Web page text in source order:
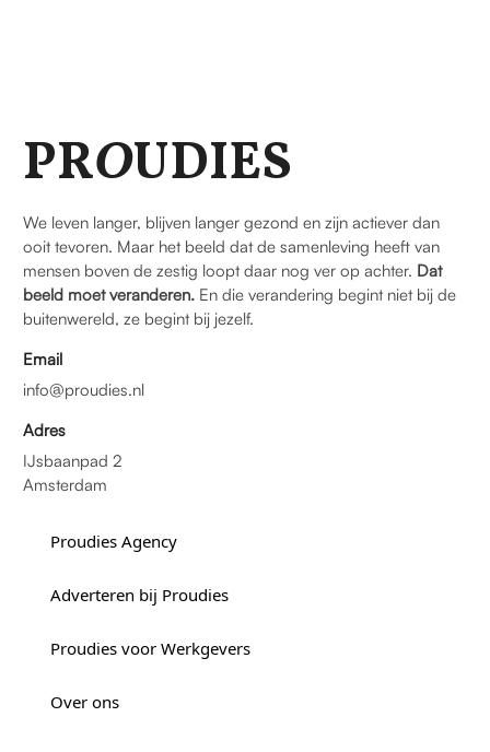
PROUDIES
We leven langer, blijven langer gezond en zijn actiever dan
ooit tevoren. Maar het beeld dat de samenleving heeft van
mensen boven de zestig loopt daar nog ver op achter. Dat
beeld moet veranderen. En die verandering begint niet bij de
buitenwereld, ze begint bij jezelf.
Email
info@proudies.nl
Adres
IJsbaanpad 2
Amsterdam
Proudies Agency
Adverteren bij Proudies
Proudies voor Werkgevers
Over ons